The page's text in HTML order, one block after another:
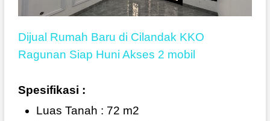
Dijual Rumah Baru di Cilandak KKO
Ragunan Siap Huni Akses 2 mobil
Spesifikasi :
Luas Tanah : 72 m2